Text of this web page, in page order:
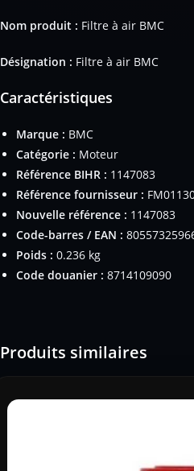
Nom produit : Filtre à air BMC
Désignation : Filtre à air BMC
Caractéristiques
Marque : BMC
Catégorie : Moteur
Référence BIHR : 1147083
Référence fournisseur :
Nouvelle référence : 1147083
Code-barres / EAN :
Poids : 0.236 kg
Code douanier : 8714109090
Produits similaires